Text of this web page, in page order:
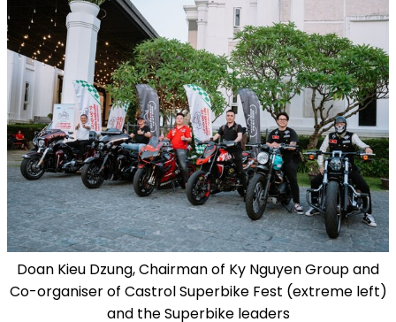
Doan Kieu Dzung, Chairman of Ky Nguyen Group and
Co-organiser of Castrol Superbike Fest (extreme left)
and the Superbike leaders